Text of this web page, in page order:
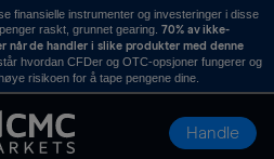
finansielle instrumenter og investeringer i disse
raskt, grunnet gearing. 70% av ikke-
når de handler i slike produkter med denne
hvordan CFDer og OTC-opsjoner fungerer og
risikoen for å tape pengene dine.
Handle